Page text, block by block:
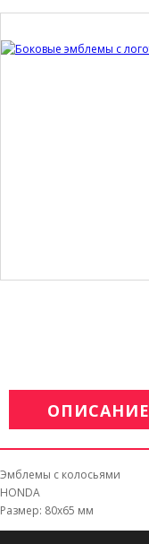
ОПИСАНИЕ
Эмблемы с колосьями
HONDA
Размер: 80х65 мм